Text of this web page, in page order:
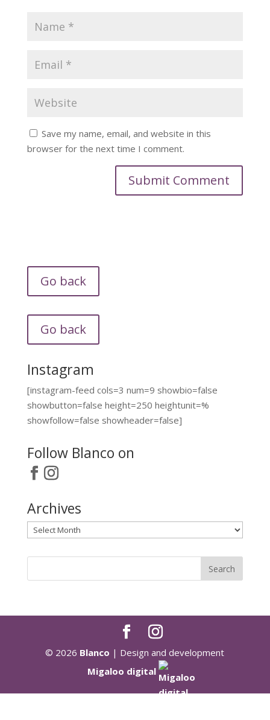
Save my name, email, and website in this
browser for the next time I comment.
Go back
Go back
Instagram
[instagram-feed cols=3 num=9 showbio=false
showbutton=false height=250 heightunit=%
showfollow=false showheader=false]
Follow Blanco on
Archives
Archives
© 2026 Blanco | Design and development
Migaloo digital